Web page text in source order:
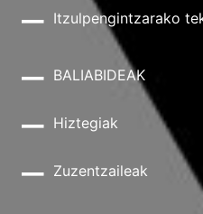
Itzulpengintzarako
BALIABIDEAK
Hiztegiak
Zuzentzaileak